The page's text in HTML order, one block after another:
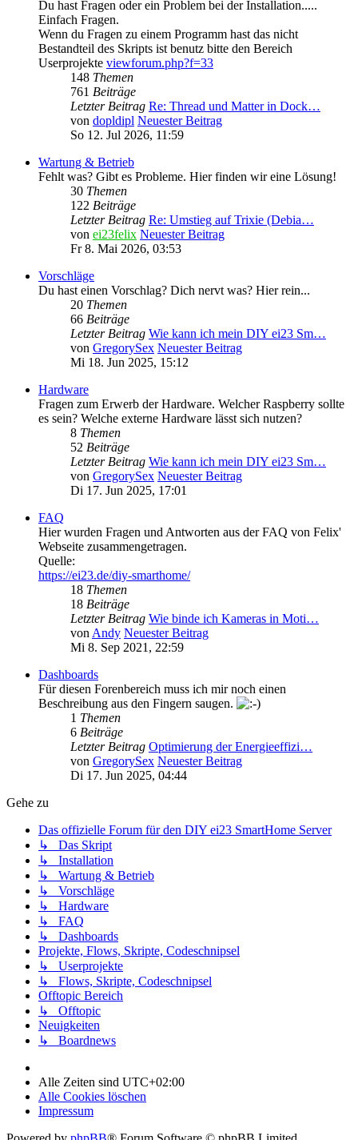
Du hast Fragen oder ein Problem bei der Installation.....
Einfach Fragen.
Wenn du Fragen zu einem Programm hast das nicht
Bestandteil des Skripts ist benutz bitte den Bereich
Userprojekte viewforum.php?f=33
148 Themen
761 Beiträge
Letzter Beitrag Re: Thread und Matter in Dock…
von dopldipl Neuester Beitrag
So 12. Jul 2026, 11:59
Wartung & Betrieb
Fehlt was? Gibt es Probleme. Hier finden wir eine Lösung!
30 Themen
122 Beiträge
Letzter Beitrag Re: Umstieg auf Trixie (Debia…
von ei23felix Neuester Beitrag
Fr 8. Mai 2026, 03:53
Vorschläge
Du hast einen Vorschlag? Dich nervt was? Hier rein...
20 Themen
66 Beiträge
Letzter Beitrag Wie kann ich mein DIY ei23 Sm…
von GregorySex Neuester Beitrag
Mi 18. Jun 2025, 15:12
Hardware
Fragen zum Erwerb der Hardware. Welcher Raspberry sollte
es sein? Welche externe Hardware lässt sich nutzen?
8 Themen
52 Beiträge
Letzter Beitrag Wie kann ich mein DIY ei23 Sm…
von GregorySex Neuester Beitrag
Di 17. Jun 2025, 17:01
FAQ
Hier wurden Fragen und Antworten aus der FAQ von Felix'
Webseite zusammengetragen.
Quelle:
https://ei23.de/diy-smarthome/
18 Themen
18 Beiträge
Letzter Beitrag Wie binde ich Kameras in Moti…
von Andy Neuester Beitrag
Mi 8. Sep 2021, 22:59
Dashboards
Für diesen Forenbereich muss ich mir noch einen
Beschreibung aus den Fingern saugen.
1 Themen
6 Beiträge
Letzter Beitrag Optimierung der Energieeffizi…
von GregorySex Neuester Beitrag
Di 17. Jun 2025, 04:44
Gehe zu
Das offizielle Forum für den DIY ei23 SmartHome Server
↳ Das Skript
↳ Installation
↳ Wartung & Betrieb
↳ Vorschläge
↳ Hardware
↳ FAQ
↳ Dashboards
Projekte, Flows, Skripte, Codeschnipsel
↳ Userprojekte
↳ Flows, Skripte, Codeschnipsel
Offtopic Bereich
↳ Offtopic
Neuigkeiten
↳ Boardnews
Alle Zeiten sind UTC+02:00
Alle Cookies löschen
Impressum